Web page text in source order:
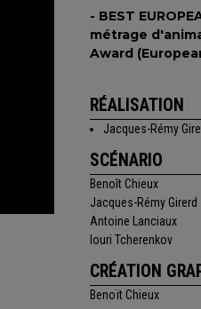
- BEST
métrage
Award
RÉALISATION
Jacques-Rémy
SCÉNARIO
Benoît Chieux
Jacques-Rémy Girerd
Antoine Lanciaux
Iouri Tcherenkov
CRÉATION
Benoït Chieux